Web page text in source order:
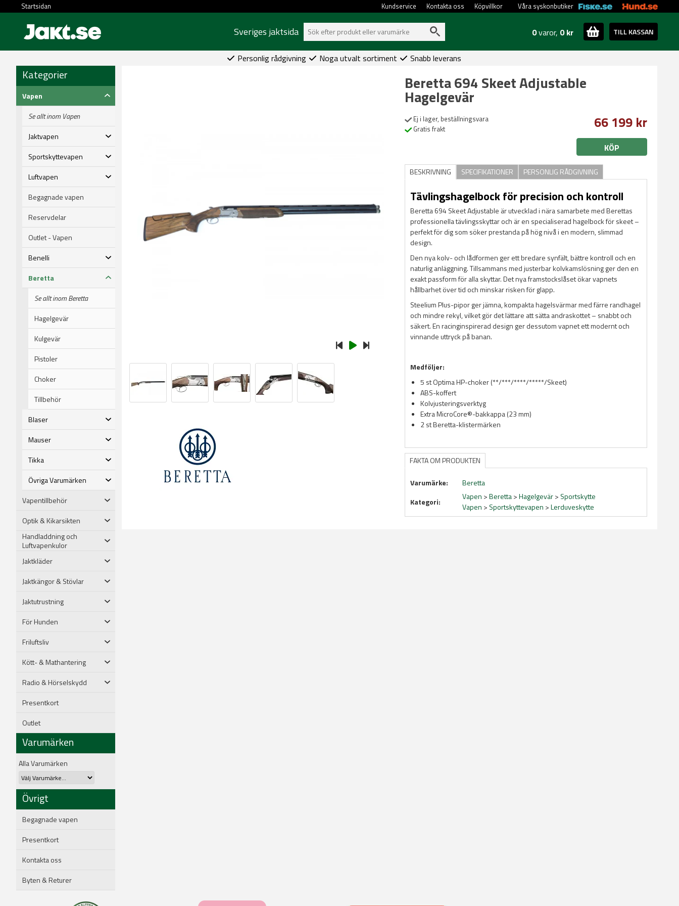
Startsidan Våra syskonbutiker
Köpvillkor
Kontakta oss
Kundservice
Sveriges jaktsida 0varor, 0 kr TILL KASSAN
Personlig rådgivning Noga utvalt sortiment Snabb leverans
Kategorier
Vapen
Se allt inom Vapen
Jaktvapen
Sportskyttevapen
Luftvapen
Begagnade vapen
Reservdelar
Outlet - Vapen
Benelli
Beretta
Se allt inom Beretta
Hagelgevär
Kulgevär
Pistoler
Choker
Tillbehör
Blaser
Mauser
Tikka
Övriga Varumärken
Vapentillbehör
Optik & Kikarsikten
Handladdning och
Luftvapenkulor
Jaktkläder
Jaktkängor & Stövlar
Jaktutrustning
För Hunden
Friluftsliv
Kött- & Mathantering
Radio & Hörselskydd
Presentkort
Outlet
Varumärken
Alla Varumärken
Övrigt
Begagnade vapen
Presentkort
Kontakta oss
Byten & Returer
Beretta 694 Skeet Adjustable
Hagelgevär
Ej i lager, beställningsvara
Gratis frakt
66 199 kr
KÖP
BESKRIVNING SPECIFIKATIONER PERSONLIG RÅDGIVNING
Tävlingshagelbock för precision och kontroll
Beretta 694 Skeet Adjustable är utvecklad i nära samarbete med Berettas
professionella tävlingsskyttar och är en specialiserad hagelbock för skeet –
perfekt för dig som söker prestanda på hög nivå i en modern, slimmad
design.
Den nya kolv- och lådformen ger ett bredare synfält, bättre kontroll och en
naturlig anläggning. Tillsammans med justerbar kolvkamslösning ger den en
exakt passform för alla skyttar. Det nya framstockslåset ökar vapnets
hållbarhet över tid och minskar risken för glapp.
Steelium Plus-pipor ger jämna, kompakta hagelsvärmar med färre randhagel
och mindre rekyl, vilket gör det lättare att sätta andraskottet – snabbt och
säkert. En racinginspirerad design ger dessutom vapnet ett modernt och
vinnande uttryck på banan.
Medföljer:
5 st Optima HP-choker (**/***/****/*****/Skeet)
ABS-koffert
Kolvjusteringsverktyg
Extra MicroCore®-bakkappa (23 mm)
2 st Beretta-klistermärken
FAKTA OM PRODUKTEN
Varumärke:
Beretta
Kategori:
Vapen >Beretta>Hagelgevär> Sportskytte
Vapen > Sportskyttevapen >Lerduveskytte